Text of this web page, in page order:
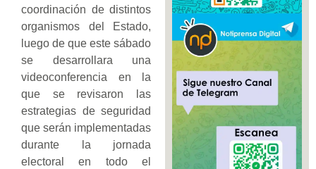
coordinación de distintos
organismos del Estado,
luego de que este sábado
se desarrollara una
videoconferencia en la
que se revisaron las
estrategias de seguridad
que serán implementadas
durante la jornada
electoral en todo el